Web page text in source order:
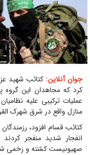
جوان آنلاین: کتائب شهید
کرد که مجاهدان این
عملیات ترکیبی علیه
منازل واقع در شرق شهرک
کتائب قسام افزود،
انفجار شدید منفجر
صهیونیست کشته و زخمی